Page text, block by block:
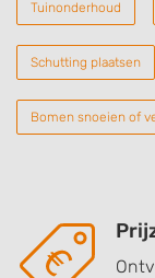
Tuinonderhoud
Schutting plaatsen
Bomen snoeien of